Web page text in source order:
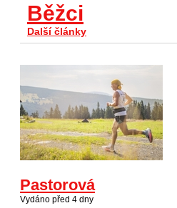
Běžci
Další články
Pastorová
Vydáno před 4 dny